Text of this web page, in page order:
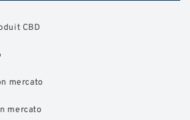
CBD
mercato
mercato